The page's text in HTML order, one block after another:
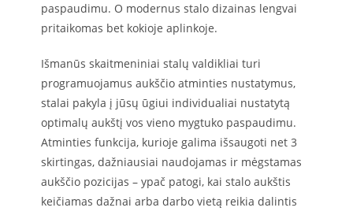
paspaudimu. O modernus stalo dizainas lengvai
pritaikomas bet kokioje aplinkoje.
Išmanūs skaitmeniniai stalų valdikliai turi
programuojamus aukščio atminties nustatymus,
stalai pakyla į jūsų ūgiui individualiai nustatytą
optimalų aukštį vos vieno mygtuko paspaudimu.
Atminties funkcija, kurioje galima išsaugoti net 3
skirtingas, dažniausiai naudojamas ir mėgstamas
aukščio pozicijas – ypač patogi, kai stalo aukštis
keičiamas dažnai arba darbo vietą reikia dalintis